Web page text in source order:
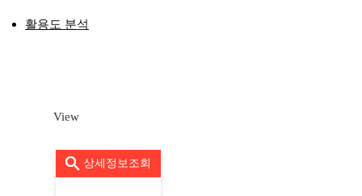
활용도 분석
View
상세정보조회